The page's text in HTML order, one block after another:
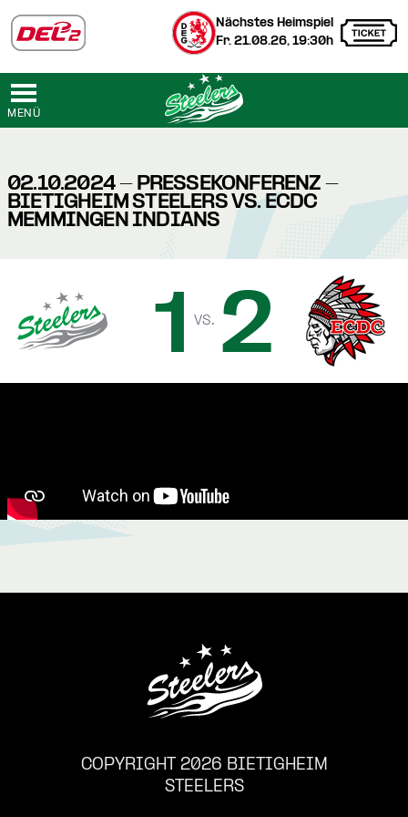
Nächstes Heimspiel
Fr. 21.08.26, 19:30h
MENÜ
02.10.2024 - PRESSEKONFERENZ -
BIETIGHEIM STEELERS VS. ECDC
MEMMINGEN INDIANS
1 vs. 2
COPYRIGHT 2026 BIETIGHEIM
STEELERS